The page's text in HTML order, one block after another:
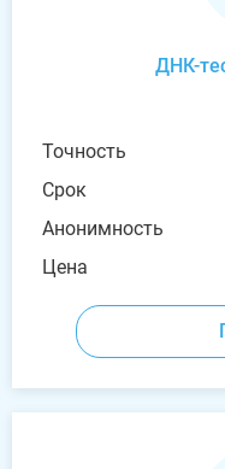
ДНК-
Точность
Срок
Анонимность
Цена